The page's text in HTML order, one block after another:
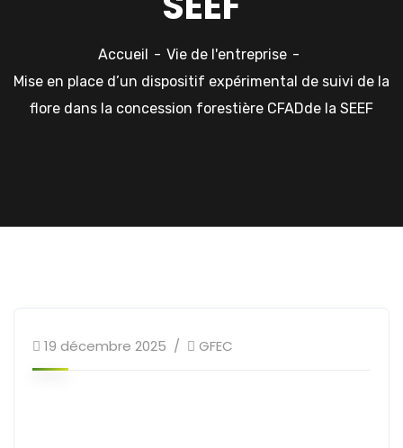
Accueil
Vie de l'entreprise
Mise en place d’un dispositif expérimental de suivi de la
flore dans la concession forestière CFADde la SEEF
19 décembre 2025 GFEC